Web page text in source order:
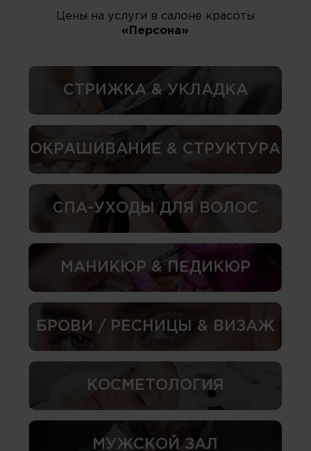
Цены на услуги в салоне красоты
«Персона»
СТРИЖКА & УКЛАДКА
ОКРАШИВАНИЕ & СТРУКТУРА
СПА-УХОДЫ ДЛЯ ВОЛОС
МАНИКЮР & ПЕДИКЮР
БРОВИ / РЕСНИЦЫ & ВИЗАЖ
КОСМЕТОЛОГИЯ
МУЖСКОЙ ЗАЛ